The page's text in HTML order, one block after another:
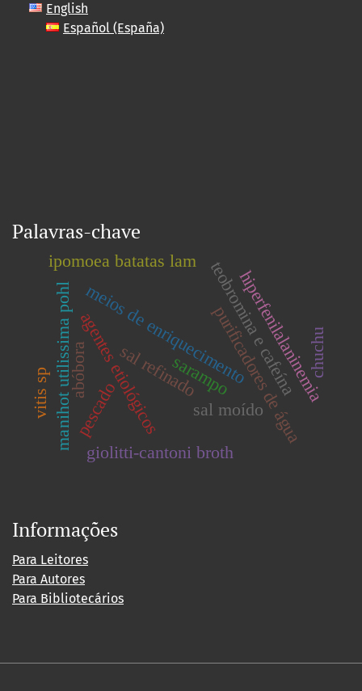
English
Español (España)
Palavras-chave
pescado
agentes etiológicos purificadores de água
teobromina e cafeína
sal refinado
sal moído
hiperfenilalaninemia
giolitti-cantoni broth
meios de enriquecimento
manihot utilissima pohlabóbora chuchu
ipomoea batatas lam
vitis sp sarampo
Informações
Para Leitores
Para Autores
Para Bibliotecários